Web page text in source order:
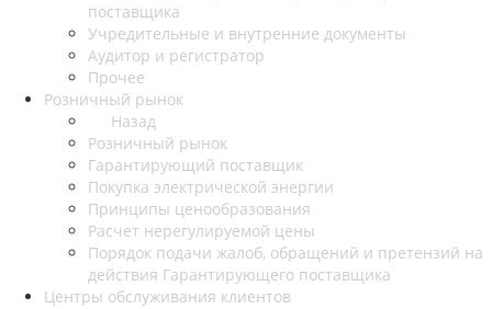
поставщика
Учредительные и внутренние документы
Аудитор и регистратор
Прочее
Розничный рынок
Назад
Розничный рынок
Гарантирующий поставщик
Покупка электрической энергии
Принципы ценообразования
Расчет нерегулируемой цены
Порядок подачи жалоб, обращений и претензий на
действия Гарантирующего поставщика
Центры обслуживания клиентов